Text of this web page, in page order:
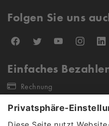
Folgen Sie uns
Einfaches
Rechnung
Unsere